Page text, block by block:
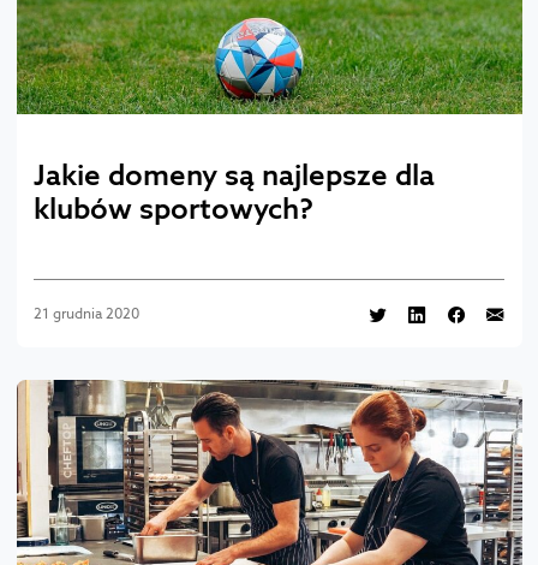
Jakie domeny są najlepsze dla
klubów sportowych?
21 grudnia 2020